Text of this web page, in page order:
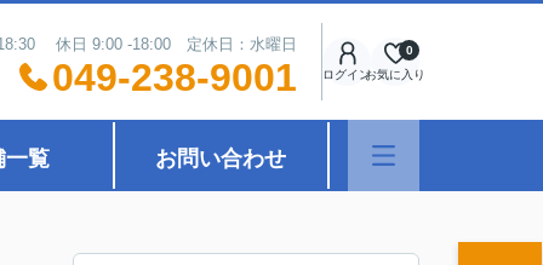
休日 9:00 -18:00 定休日：水曜日
049-238-9001 ログインお気に入り
0
一覧 お問い合わせ